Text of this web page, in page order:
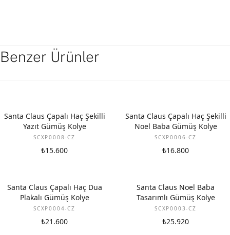
Benzer Ürünler
Santa Claus Çapalı Haç Şekilli
Yazıt Gümüş Kolye
SCXP0008-CZ
₺15.600
Santa Claus Çapalı Haç Şekilli
Noel Baba Gümüş Kolye
SCXP0006-CZ
₺16.800
Santa Claus Çapalı Haç Dua
Plakalı Gümüş Kolye
SCXP0004-CZ
₺21.600
Santa Claus Noel Baba
Tasarımlı Gümüş Kolye
SCXP0003-CZ
₺25.920